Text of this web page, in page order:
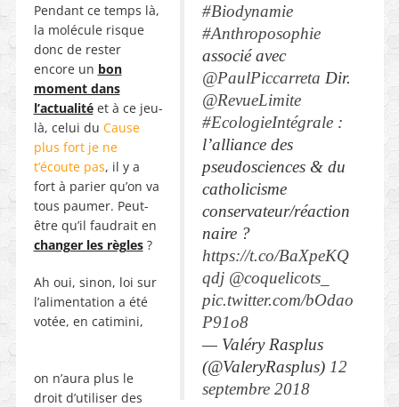
#Biodynamie
#Anthroposophie
associé avec
@PaulPiccarreta Dir.
@RevueLimite
#EcologieIntégrale :
l’alliance des
pseudosciences & du
catholicisme
conservateur/réaction
naire ?
https://t.co/BaXpeKQ
qdj @coquelicots_
pic.twitter.com/bOdao
P91o8
— Valéry Rasplus
(@ValeryRasplus) 12
septembre 2018
Pendant ce temps là,
la molécule risque
donc de rester
encore un bon
moment dans
l’actualité et à ce jeu-
là, celui du Cause
plus fort je ne
t’écoute pas, il y a
fortà parier qu’on va
tous paumer. Peut-
être qu’il faudrait en
changer les règles?
Ah oui, sinon, loi sur
l’alimentation a été
votée, en catimini,
on n’aura plus le
droit d’utiliser des